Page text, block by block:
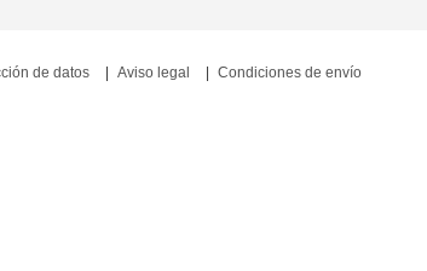
de datos Aviso legal Condiciones de envío